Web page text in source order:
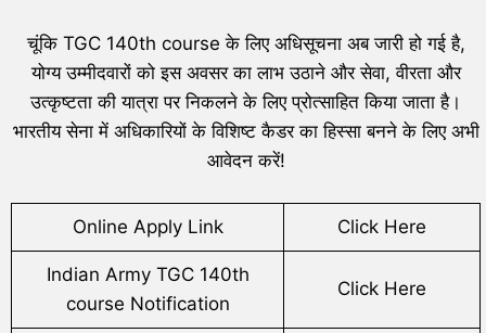
चूंकि TGC 140th course के लिए अधिसूचना अब जारी हो गई है,
योग्य उम्मीदवारों को इस अवसर का लाभ उठाने और सेवा, वीरता और
उत्कृष्टता की यात्रा पर निकलने के लिए प्रोत्साहित किया जाता है।
भारतीय सेना में अधिकारियों के विशिष्ट कैडर का हिस्सा बनने के लिए अभी
आवेदन करें!
Online Apply Link Click Here
Indian Army TGC 140th
course Notification
Click Here